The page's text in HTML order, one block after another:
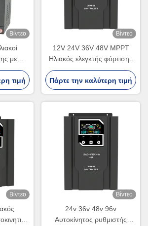
Βίντεο
με
υψηλής
τιμή
Βίντεο
12V 24V 36V 48V MPPT
Ηλιακός ελεγκτής φόρτισης
60A 80A 100A Ηλιακός
ελεγκτής φόρτισης
Πάρτε την καλύτερη τιμή
Βίντεο Βίντεο
24v 36v 48v 96v
Αυτοκίνητος ρυθμιστής